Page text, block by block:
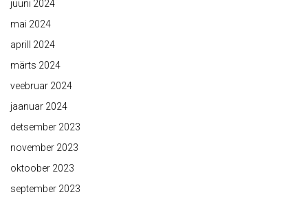
juuni 2024
mai 2024
aprill 2024
märts 2024
veebruar 2024
jaanuar 2024
detsember 2023
november 2023
oktoober 2023
september 2023